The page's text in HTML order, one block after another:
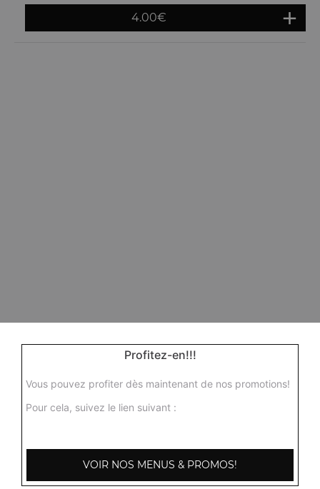
4.00€
Profitez-en!!!
Vous pouvez profiter dès maintenant de nos promotions!
Pour cela, suivez le lien suivant :
VOIR NOS MENUS & PROMOS!